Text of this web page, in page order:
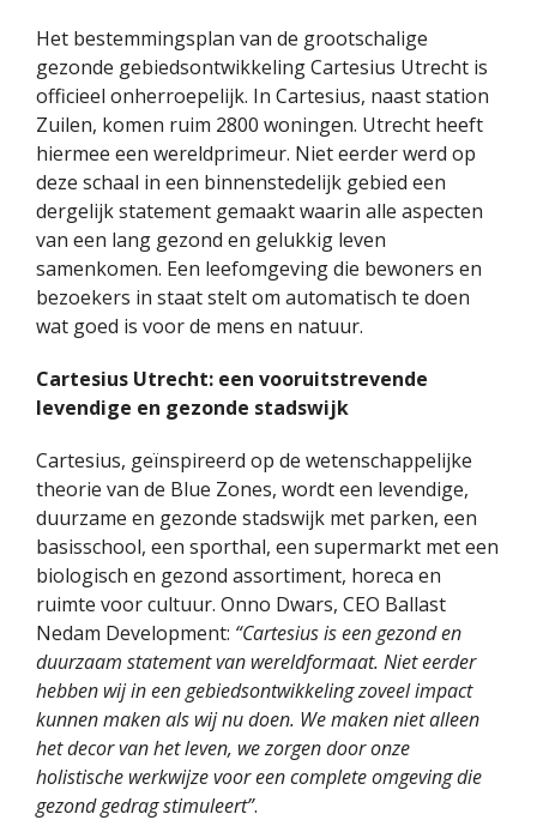
Het bestemmingsplan van de grootschalige
gezonde gebiedsontwikkeling Cartesius Utrecht is
officieel onherroepelijk. In Cartesius, naast station
Zuilen, komen ruim 2800 woningen. Utrecht heeft
hiermee een wereldprimeur. Niet eerder werd op
deze schaal in een binnenstedelijk gebied een
dergelijk statement gemaakt waarin alle aspecten
van een lang gezond en gelukkig leven
samenkomen. Een leefomgeving die bewoners en
bezoekers in staat stelt om automatisch te doen
wat goed is voor de mens en natuur.
Cartesius Utrecht: een vooruitstrevende
levendige en gezonde stadswijk
Cartesius, geïnspireerd op de wetenschappelijke
theorie van de Blue Zones, wordt een levendige,
duurzame en gezonde stadswijk met parken, een
basisschool, een sporthal, een supermarkt met een
biologisch en gezond assortiment, horeca en
ruimte voor cultuur. Onno Dwars, CEO Ballast
Nedam Development: “Cartesius is een gezond en
duurzaam statement van wereldformaat. Niet eerder
hebben wij in een gebiedsontwikkeling zoveel impact
kunnen maken als wij nu doen. We maken niet alleen
het decor van het leven, we zorgen door onze
holistische werkwijze voor een complete omgeving die
gezond gedrag stimuleert”.